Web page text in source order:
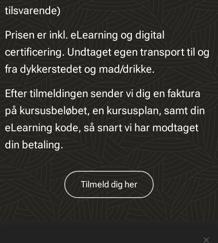
tilsvarende)
Prisen er inkl. eLearning og digital
certificering. Undtaget egen transport til og
fra dykkerstedet og mad/drikke.
Efter tilmeldingen sender vi dig en faktura
på kursusbeløbet, en kursusplan, samt din
eLearning kode, så snart vi har modtaget
din betaling.
Tilmeld dig her